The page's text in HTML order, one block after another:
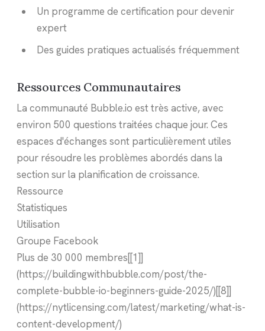
Un programme de certification pour devenir
expert
Des guides pratiques actualisés fréquemment
Ressources Communautaires
La communauté Bubble.io est très active, avec
environ 500 questions traitées chaque jour. Ces
espaces d'échanges sont particulièrement utiles
pour résoudre les problèmes abordés dans la
section sur la planification de croissance.
Ressource
Statistiques
Utilisation
Groupe Facebook
Plus de 30 000 membres[[1]]
(https://buildingwithbubble.com/post/the-
complete-bubble-io-beginners-guide-2025/)[[8]]
(https://nytlicensing.com/latest/marketing/what-is-
content-development/)